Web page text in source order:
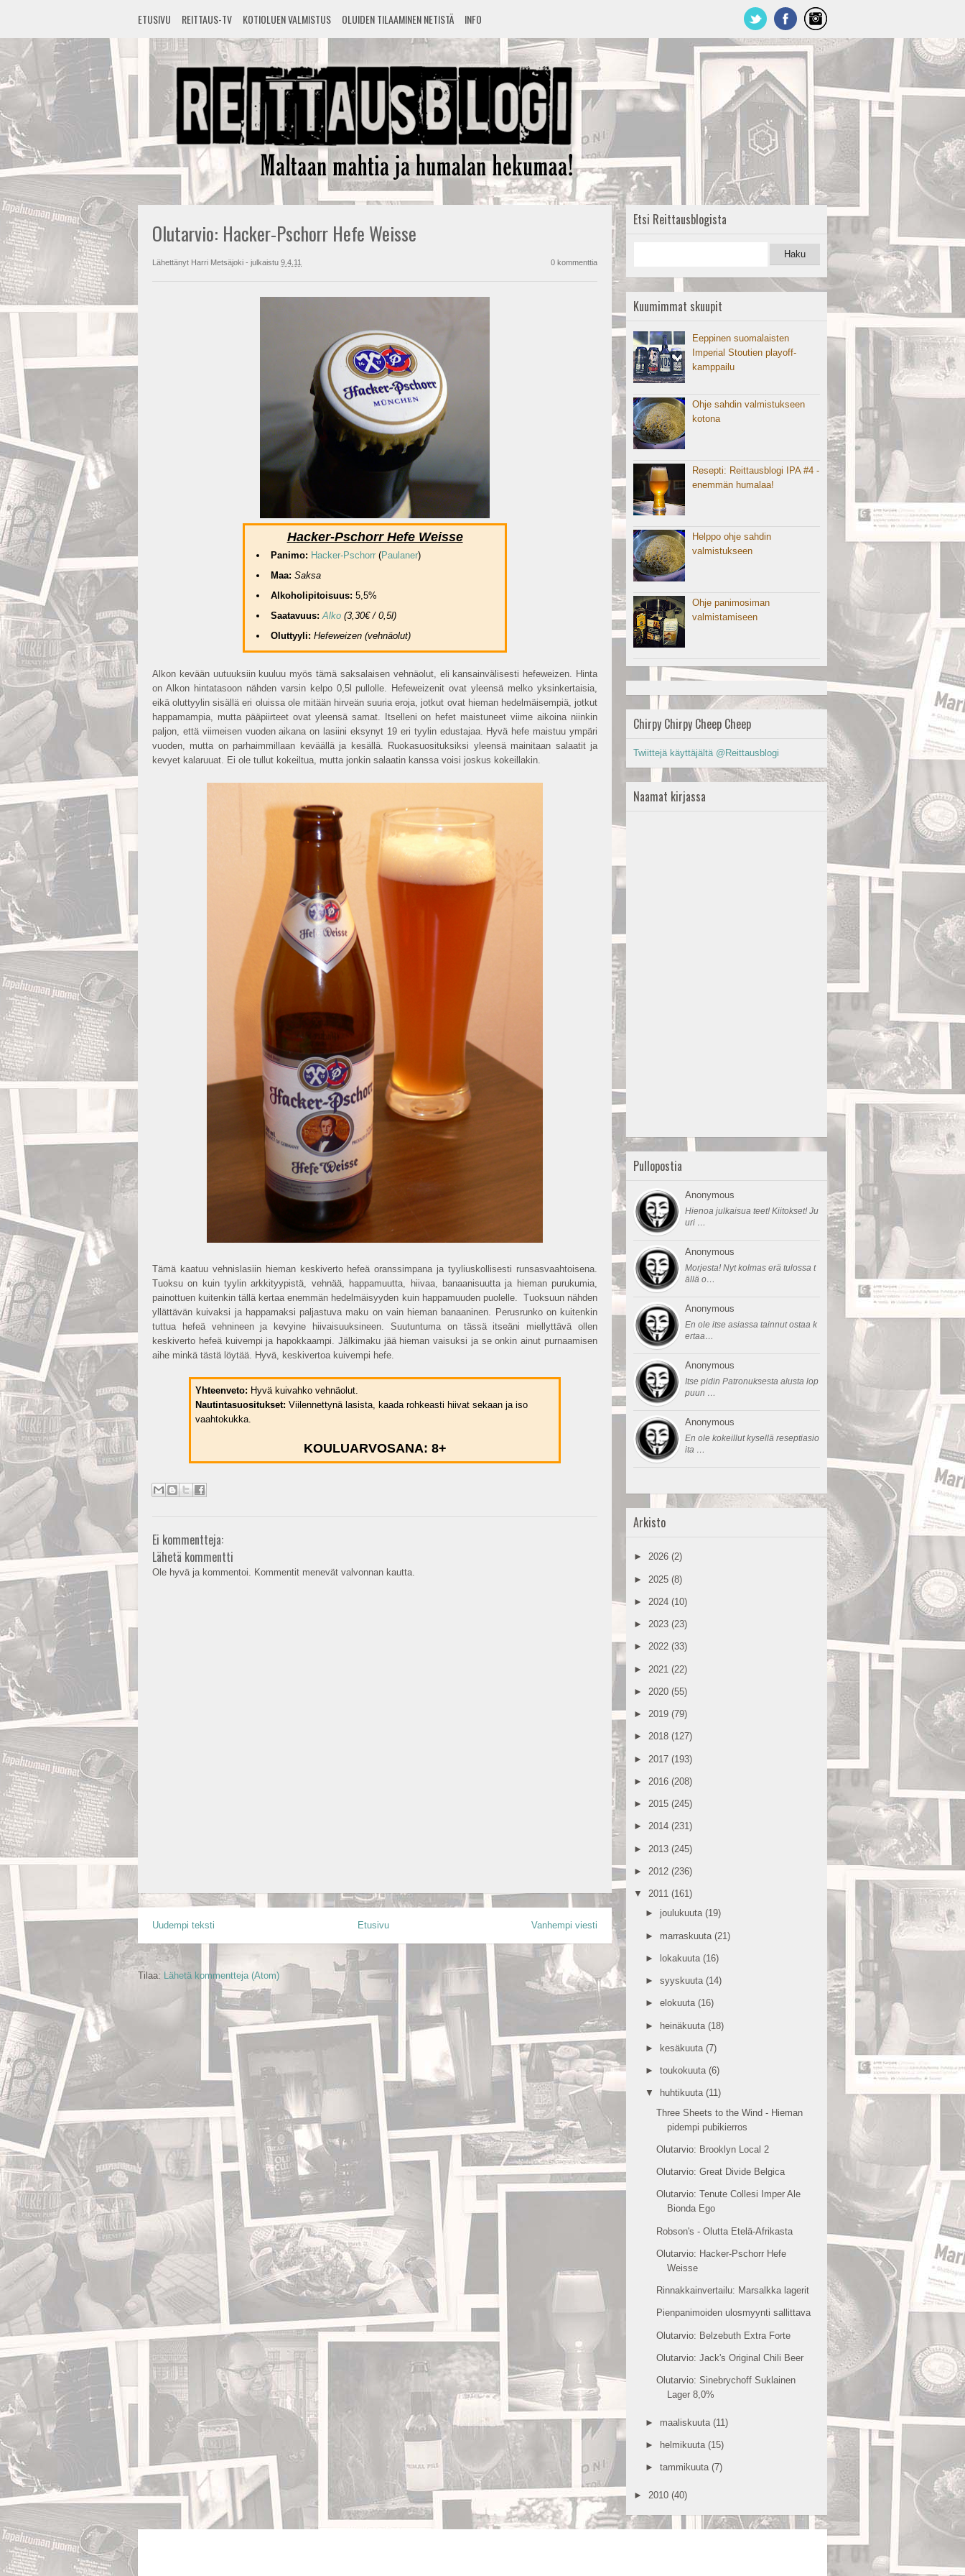
ETUSIVU REITTAUS-TV KOTIOLUEN VALMISTUS OLUIDEN TILAAMINEN NETISTÄ INFO
Olutarvio: Hacker-Pschorr Hefe Weisse
Lähettänyt Harri Metsäjoki - julkaistu 9.4.11 0 kommenttia
Hacker-Pschorr Hefe Weisse
Panimo: Hacker-Pschorr (Paulaner)
Maa: Saksa
Alkoholipitoisuus: 5,5%
Saatavuus:Alko (3,30€ / 0,5l)
Oluttyyli: Hefeweizen (vehnäolut)
Alkon kevään uutuuksiin kuuluu myös tämä saksalaisen vehnäolut, eli kansainvälisesti hefeweizen. Hinta
on Alkon hintatasoon nähden varsin kelpo 0,5l pullolle. Hefeweizenit ovat yleensä melko yksinkertaisia,
eikä oluttyylin sisällä eri oluissa ole mitään hirveän suuria eroja, jotkut ovat hieman hedelmäisempiä, jotkut
happamampia, mutta pääpiirteet ovat yleensä samat. Itselleni on hefet maistuneet viime aikoina niinkin
paljon, että viimeisen vuoden aikana on lasiini eksynyt 19 eri tyylin edustajaa. Hyvä hefe maistuu ympäri
vuoden, mutta on parhaimmillaan keväällä ja kesällä. Ruokasuosituksiksi yleensä mainitaan salaatit ja
kevyet kalaruuat. Ei ole tullut kokeiltua, mutta jonkin salaatin kanssa voisi joskus kokeillakin.
Tämä kaatuu vehnislasiin hieman keskiverto hefeä oranssimpana ja tyyliuskollisesti runsasvaahtoisena.
Tuoksu on kuin tyylin arkkityypistä, vehnää, happamuutta, hiivaa, banaanisuutta ja hieman purukumia,
painottuen kuitenkin tällä kertaa enemmän hedelmäisyyden kuin happamuuden puolelle. Tuoksuun nähden
yllättävän kuivaksi ja happamaksi paljastuva maku on vain hieman banaaninen. Perusrunko on kuitenkin
tuttua hefeä vehnineen ja kevyine hiivaisuuksineen. Suutuntuma on tässä itseäni miellyttävä ollen
keskiverto hefeä kuivempi ja hapokkaampi. Jälkimaku jää hieman vaisuksi ja se onkin ainut purnaamisen
aihe minkä tästä löytää. Hyvä, keskivertoa kuivempi hefe.
Yhteenveto: Hyvä kuivahko vehnäolut.
Nautintasuositukset: Viilennettynä lasista, kaada rohkeasti hiivat sekaan ja iso
vaahtokukka.
KOULUARVOSANA: 8+
Ei kommentteja:
Lähetä kommentti
Ole hyvä ja kommentoi. Kommentit menevät valvonnan kautta.
Uudempi teksti Vanhempi viesti
Etusivu
Tilaa: Lähetä kommentteja (Atom)
Etsi Reittausblogista
Kuumimmat skuupit
Eeppinen suomalaisten
Imperial Stoutien playoff-
kamppailu
Ohje sahdin valmistukseen
kotona
Resepti: Reittausblogi IPA #4 -
enemmän humalaa!
Helppo ohje sahdin
valmistukseen
Ohje panimosiman
valmistamiseen
Chirpy Chirpy Cheep Cheep
Twiittejä käyttäjältä @Reittausblogi
Naamat kirjassa
Pullopostia
Anonymous
Hienoa julkaisua teet! Kiitokset! Ju
uri …
Anonymous
Morjesta! Nyt kolmas erä tulossa t
ällä o…
Anonymous
En ole itse asiassa tainnut ostaa k
ertaa…
Anonymous
Itse pidin Patronuksesta alusta lop
puun …
Anonymous
En ole kokeillut kysellä reseptiasio
ita …
Arkisto
► 2026 (2)
► 2025 (8)
► 2024 (10)
► 2023 (23)
► 2022 (33)
► 2021 (22)
► 2020 (55)
► 2019 (79)
► 2018 (127)
► 2017 (193)
► 2016 (208)
► 2015 (245)
► 2014 (231)
► 2013 (245)
► 2012 (236)
▼ 2011 (161)
► joulukuuta (19)
► marraskuuta (21)
► lokakuuta (16)
► syyskuuta (14)
► elokuuta (16)
► heinäkuuta (18)
► kesäkuuta (7)
► toukokuuta (6)
▼ huhtikuuta (11)
Three Sheets to the Wind - Hieman
pidempi pubikierros
Olutarvio: Brooklyn Local 2
Olutarvio: Great Divide Belgica
Olutarvio: Tenute Collesi Imper Ale
Bionda Ego
Robson's - Olutta Etelä-Afrikasta
Olutarvio: Hacker-Pschorr Hefe
Weisse
Rinnakkainvertailu: Marsalkka lagerit
Pienpanimoiden ulosmyynti sallittava
Olutarvio: Belzebuth Extra Forte
Olutarvio: Jack's Original Chili Beer
Olutarvio: Sinebrychoff Suklainen
Lager 8,0%
► maaliskuuta (11)
► helmikuuta (15)
► tammikuuta (7)
► 2010 (40)